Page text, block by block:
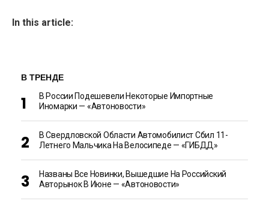
In this article:
В ТРЕНДЕ
В России Подешевели Некоторые Импортные
Иномарки — «Автоновости»
В Свердловской Области Автомобилист Сбил 11-
Летнего Мальчика На Велосипеде — «ГИБДД»
Названы Все Новинки, Вышедшие На Российский
Авторынок В Июне — «Автоновости»